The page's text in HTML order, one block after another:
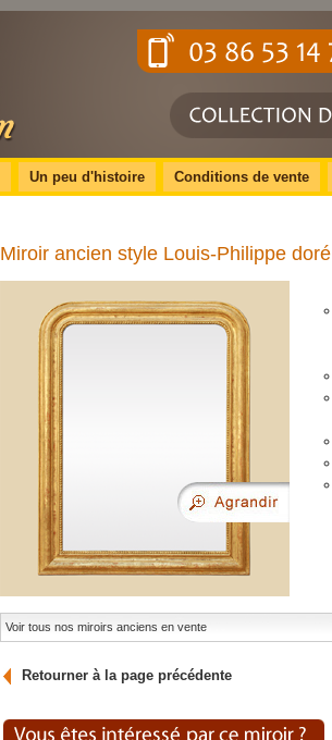
Un peu d'histoire Conditions de vente
Miroir ancien style Louis-Philippe doré
Voir tous nos miroirs anciens en vente
Retourner à la page précédente